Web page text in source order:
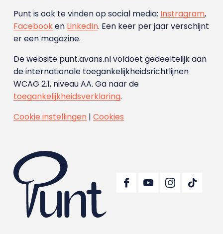
Punt is ook te vinden op social media: Instragram,
Facebooken LinkedIn. Een keer per jaar verschijnt
er een magazine.
De website punt.avans.nl voldoet gedeeltelijk aan
de internationale toegankelijkheidsrichtlijnen
WCAG 2.1, niveau AA. Ga naar de
toegankelijkheidsverklaring.
Cookie instellingen| Cookies